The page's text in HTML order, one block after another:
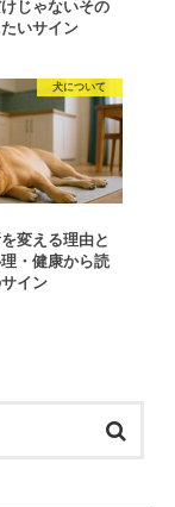
じゃないその
いサイン
犬について
変える理由と
・健康から読
イン